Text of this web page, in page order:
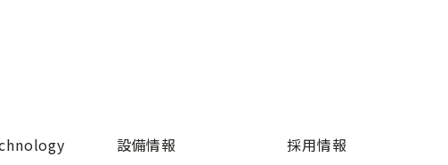
設備情報 採用情報